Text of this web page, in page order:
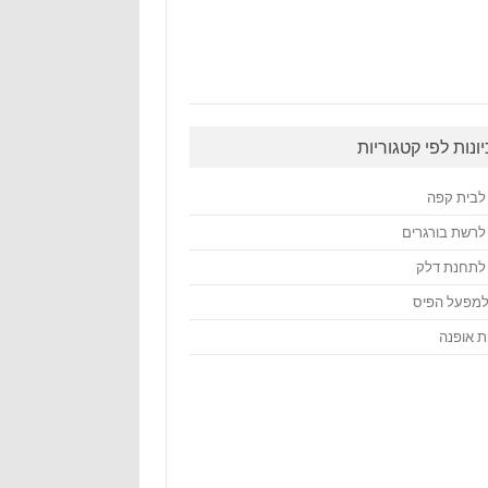
לפי קטגוריות
לבית קפה
לרשת בורגרים
לתחנת דלק
למפעל הפיס
אופנה